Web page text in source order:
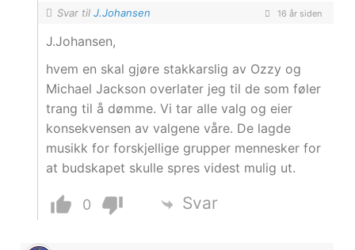
Svar til J.Johansen 16 år siden
J.Johansen,
hvem en skal gjøre stakkarslig av Ozzy og
Michael Jackson overlater jeg til de som føler
trang til å dømme. Vi tar alle valg og eier
konsekvensen av valgene våre. De lagde
musikk for forskjellige grupper mennesker for
at budskapet skulle spres videst mulig ut.
0 Svar